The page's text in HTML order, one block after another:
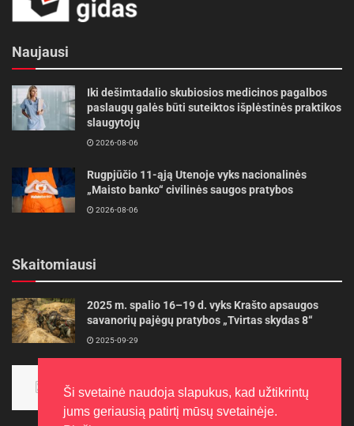
Naujausi
Iki dešimtadalio skubiosios medicinos pagalbos
paslaugų galės būti suteiktos išplėstinės praktikos
slaugytojų
2026-08-06
Rugpjūčio 11-ąją Utenoje vyks nacionalinės
„Maisto banko“ civilinės saugos pratybos
2026-08-06
Skaitomiausi
2025 m. spalio 16–19 d. vyks Krašto apsaugos
savanorių pajėgų pratybos „Tvirtas skydas 8“
2025-09-29
aukso
2015-10-30
Ši svetainė naudoja slapukus, kad užtikrintų
jums geriausią patirtį mūsų svetainėje.